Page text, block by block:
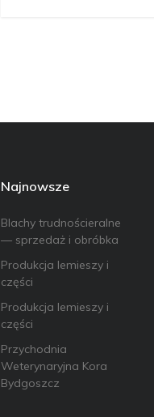
Najnowsze
Blachy trudnościeralne
— sprzedaż i obróbka
Produkcja lemieszy i
części
Produkcja lemieszy i
części
Przychodnia
Weterynaryjna Kora
Bydgoszcz